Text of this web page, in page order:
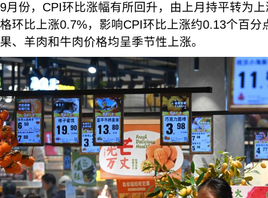
9月份，CPI环比涨幅有所回升，由上月持平转为
格环比上涨0.7%，影响CPI环比上涨约0.13个百分
果、羊肉和牛肉价格均呈季节性上涨。